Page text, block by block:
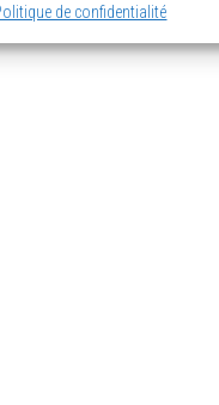
de confidentialité